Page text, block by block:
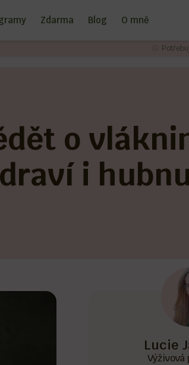
Zdarma Blog O mně
o
i
Lucie
Výživová